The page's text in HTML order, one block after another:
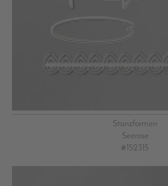
Stanzformen
Seerose
#152315